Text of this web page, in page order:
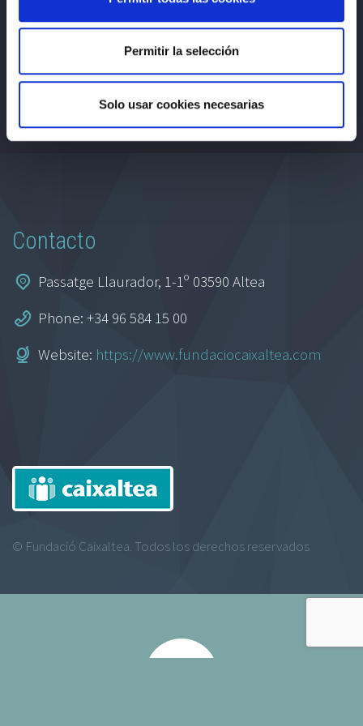
partir del uso que haya hecho de sus servicios.
Permitir la selección
Solo usar cookies necesarias
Política de privacidad, protección de datos y
Contacto
Passatge Llaurador, 1-1º 03590 Altea
Phone: +34 96 584 15 00
Website: https://www.fundaciocaixaltea.com
© Fundació Caixaltea. Todos los derechos reservados